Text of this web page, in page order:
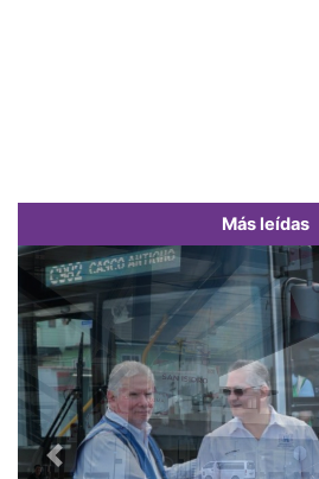
Más leídas
Previous